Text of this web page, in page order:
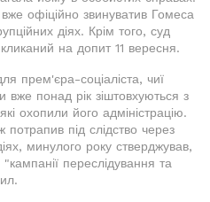
офіційно звинуватив Гомеса
діях. Крім того, суд
на допит 11 вересня.
прем'єра-соціаліста, чиї
вже понад рік зіштовхуються з
охопили його адміністрацію.
під слідство через
минулого року стверджував,
переслідування та